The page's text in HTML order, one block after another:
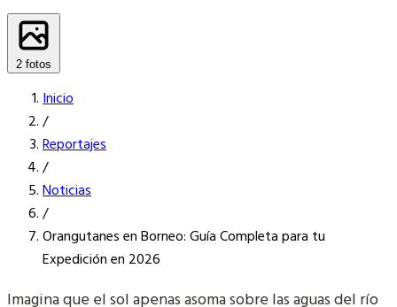
2 fotos
Inicio
/
Reportajes
/
Noticias
/
Orangutanes en Borneo: Guía Completa para tu
Expedición en 2026
Imagina que el sol apenas asoma sobre las aguas del río